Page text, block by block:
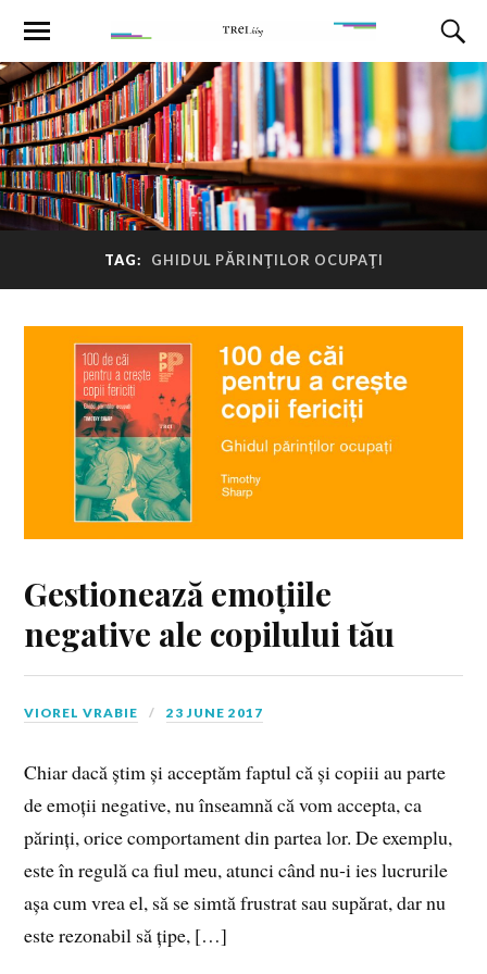
TAG: GHIDUL PĂRINŢILOR OCUPAŢI
Gestionează emoțiile
negative ale copilului tău
VIOREL VRABIE 23 JUNE 2017
Chiar dacă știm și acceptăm faptul că și copiii au parte
de emoții negative, nu înseamnă că vom accepta, ca
părinți, orice comportament din partea lor. De exemplu,
este în regulă ca fiul meu, atunci când nu‑i ies lucrurile
așa cum vrea el, să se simtă frustrat sau supărat, dar nu
este rezonabil să țipe, […]